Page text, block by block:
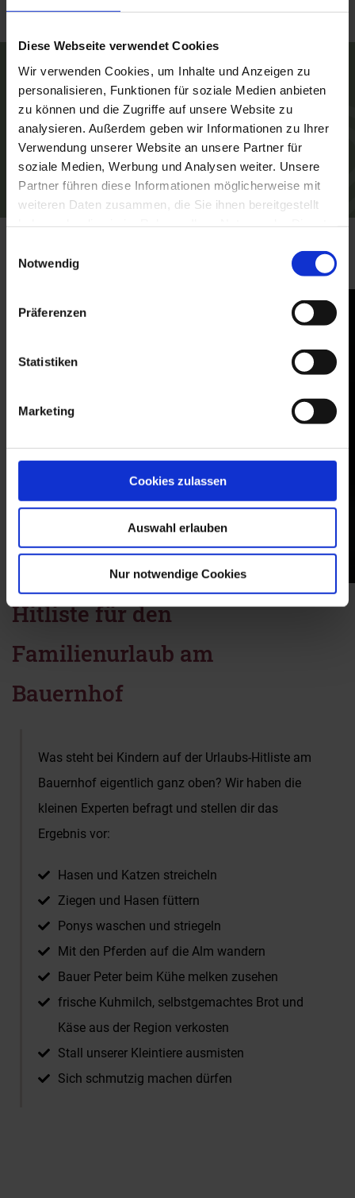
Diese Webseite verwendet Cookies
Wir verwenden Cookies, um Inhalte und Anzeigen zu
personalisieren, Funktionen für soziale Medien anbieten
zu können und die Zugriffe auf unsere Website zu
analysieren. Außerdem geben wir Informationen zu Ihrer
Verwendung unserer Website an unsere Partner für
soziale Medien, Werbung und Analysen weiter. Unsere
Partner führen diese Informationen möglicherweise mit
weiteren Daten zusammen, die Sie ihnen bereitgestellt
unsererDatenschutzerklärung
Notwendig
Präferenzen
Statistiken
Marketing
Cookies zulassen
Auswahl erlauben
Nur notwendige Cookies
Plane jetzt Deinen Urlaub!
Unverbindliche Anfrage
Hitliste für den
Familienurlaub am
Bauernhof
Was steht bei Kindern auf der Urlaubs-Hitliste am
Bauernhof eigentlich ganz oben? Wir haben die
kleinen Experten befragt und stellen dir das
Ergebnis vor:
Hasen und Katzen streicheln
Ziegen und Hasen füttern
Ponys waschen und striegeln
Mit den Pferden auf die Alm wandern
Bauer Peter beim Kühe melken zusehen
frische Kuhmilch, selbstgemachtes Brot und
Käse aus der Region verkosten
Stall unserer Kleintiere ausmisten
Sich schmutzig machen dürfen